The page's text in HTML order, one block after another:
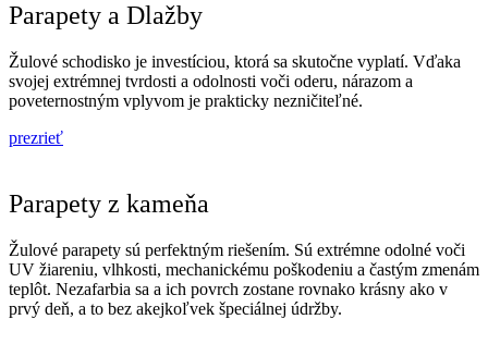
Parapety a Dlažby
Žulové schodisko je investíciou, ktorá sa skutočne vyplatí. Vďaka
svojej extrémnej tvrdosti a odolnosti voči oderu, nárazom a
poveternostným vplyvom je prakticky nezničiteľné.
prezrieť
Parapety z kameňa
Žulové parapety sú perfektným riešením. Sú extrémne odolné voči
UV žiareniu, vlhkosti, mechanickému poškodeniu a častým zmenám
teplôt. Nezafarbia sa a ich povrch zostane rovnako krásny ako v
prvý deň, a to bez akejkoľvek špeciálnej údržby.